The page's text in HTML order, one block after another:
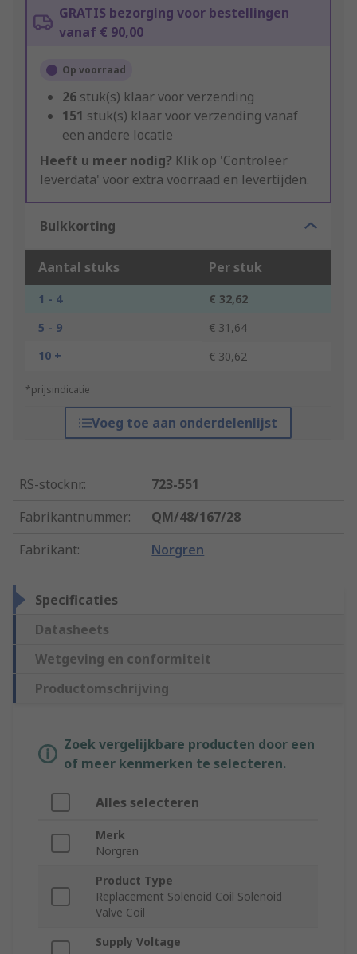
GRATIS bezorging voor bestellingen
vanaf € 90,00
Op voorraad
26 stuk(s) klaar voor verzending
151 stuk(s) klaar voor verzending vanaf
een andere locatie
Heeft u meer nodig? Klik op 'Controleer
leverdata' voor extra voorraad en levertijden.
Bulkkorting
Aantal stuks Per stuk
1 - 4
€ 32,62
5 - 9
€ 31,64
10 +
€ 30,62
*prijsindicatie
Voeg toe aan onderdelenlijst
RS-stocknr.:
723-551
Fabrikantnummer:
QM/48/167/28
Fabrikant: Norgren
Specificaties
Datasheets
Wetgeving en conformiteit
Productomschrijving
Zoek vergelijkbare producten door een
of meer kenmerken te selecteren.
Alles selecteren
Merk
Norgren
Product Type
Replacement Solenoid Coil Solenoid
Valve Coil
Supply Voltage